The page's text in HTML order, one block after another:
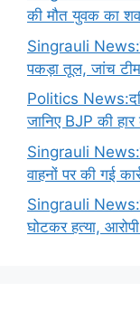
की मौत युवक का
Singrauli
पकड़ा तूल, जांच
Politics
जानिए BJP की
Singrauli
वाहनों पर की गई
Singrauli
घोटकर हत्या, आरोपी